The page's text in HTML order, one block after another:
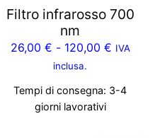
Filtro infrarosso 700
nm
26,00 € - 120,00 € IVA
inclusa.
Tempi di consegna: 3-4
giorni lavorativi